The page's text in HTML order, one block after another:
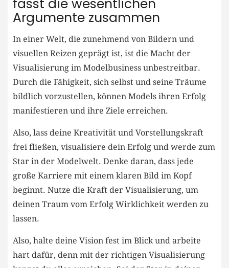
fasst die wesentlichen
Argumente⁤ zusammen
In einer Welt, die zunehmend von Bildern und
visuellen Reizen geprägt ist, ⁢ist die Macht der
Visualisierung im Modelbusiness unbestreitbar.
⁢Durch die Fähigkeit, sich selbst ‌und ​seine Träume
bildlich vorzustellen, können Models ‌ihren Erfolg
manifestieren und ihre Ziele erreichen.
Also, lass deine Kreativität und Vorstellungskraft
frei fließen, visualisiere dein Erfolg‌ und werde ‌zum
Star in‌ der Modelwelt. Denke daran, dass jede⁢
große Karriere ⁢mit einem klaren Bild im Kopf
beginnt. Nutze‌ die Kraft der Visualisierung, um
deinen Traum vom Erfolg⁣ Wirklichkeit werden ​zu ​
lassen.
Also, halte deine Vision fest im Blick und arbeite
hart dafür, denn ​mit der richtigen Visualisierung​